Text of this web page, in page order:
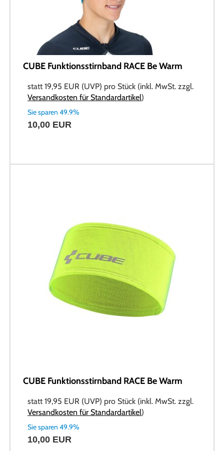
CUBE Funktionsstirnband RACE Be Warm
statt19,95 EUR (UVP) pro Stück (inkl. MwSt. zzgl.
Versandkosten für Standardartikel)
Sie sparen 49.9%
10,00 EUR
CUBE Funktionsstirnband RACE Be Warm
statt19,95 EUR (UVP) pro Stück (inkl. MwSt. zzgl.
Versandkosten für Standardartikel)
Sie sparen 49.9%
10,00 EUR